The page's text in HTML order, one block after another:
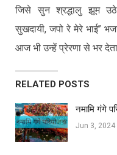
जिसे सुन श्रद्धालु झूम
सुखदायी, जपो रे मेरे भाई’’
आज भी उन्हें प्रेरणा से भर
RELATED POSTS
नमामि गंगे
Jun 3, 2024